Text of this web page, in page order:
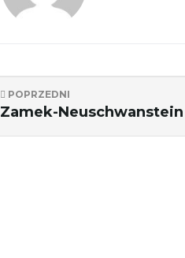
POPRZEDNI
Zamek-Neuschwanstein